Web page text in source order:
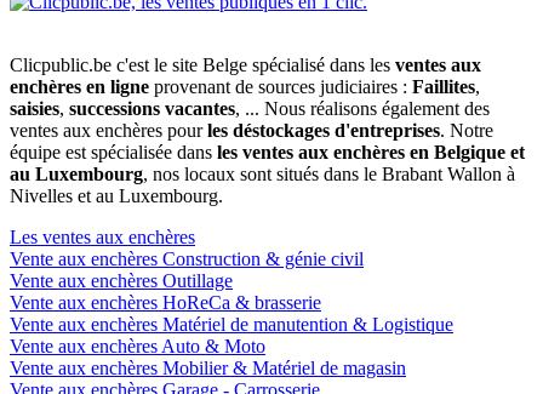
Clicpublic.be c'est le site Belge spécialisé dans les ventes aux
enchères en ligne provenant de sources judiciaires : Faillites,
saisies, successions vacantes, ... Nous réalisons également des
ventes aux enchères pourles déstockages d'entreprises. Notre
équipe est spécialisée dans les ventes aux enchères en Belgique et
au Luxembourg, nos locaux sont situés dans le Brabant Wallon à
Nivelles et au Luxembourg.
Les ventes aux enchères
Vente aux enchères Construction & génie civil
Vente aux enchères Outillage
Vente aux enchères HoReCa & brasserie
Vente aux enchères Matériel de manutention & Logistique
Vente aux enchères Auto & Moto
Vente aux enchères Mobilier & Matériel de magasin
Vente aux enchères Garage - Carrosserie